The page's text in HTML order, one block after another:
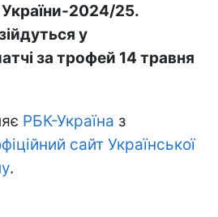
України-2024/25.
у
за трофей 14 травня
РБК-Україна з
сайт Української
.